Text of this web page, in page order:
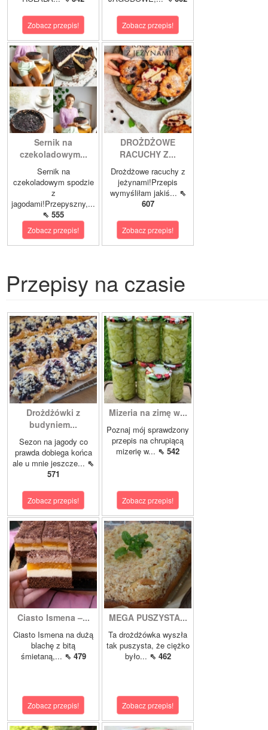
Zobacz przepis! Zobacz przepis!
Sernik na
czekoladowym...
Sernik na
czekoladowym spodzie
z
jagodami!Przepyszny,...
⇖ 555
Zobacz przepis!
DROŻDŻOWE
RACUCHY Z...
Drożdżowe racuchy z
jeżynami!Przepis
wymyśliłam jakiś... ⇖
607
Zobacz przepis!
Przepisy na czasie
Drożdżówki z
budyniem...
Sezon na jagody co
prawda dobiega końca
ale u mnie jeszcze... ⇖
571
Zobacz przepis!
Mizeria na zimę w...
Poznaj mój sprawdzony
przepis na chrupiącą
mizerię w... ⇖ 542
Zobacz przepis!
Ciasto Ismena –...
Ciasto Ismena na dużą
blachę z bitą
śmietaną,... ⇖ 479
Zobacz przepis!
MEGA PUSZYSTA...
Ta drożdżówka wyszła
tak puszysta, że ciężko
było... ⇖ 462
Zobacz przepis!